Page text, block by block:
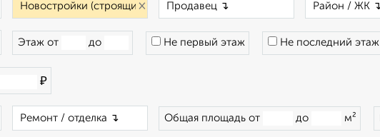
×
Этаж от до Не первый этаж Не последний этаж
₽
Общая площадь от до м²